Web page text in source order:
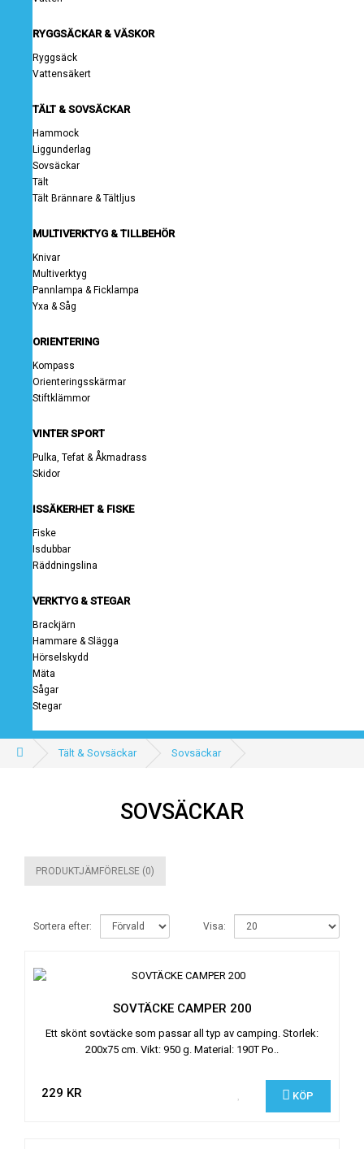
RYGGSÄCKAR & VÄSKOR
Ryggsäck
Vattensäkert
TÄLT & SOVSÄCKAR
Hammock
Liggunderlag
Sovsäckar
Tält
Tält Brännare & Tältljus
MULTIVERKTYG & TILLBEHÖR
Knivar
Multiverktyg
Pannlampa & Ficklampa
Yxa & Såg
ORIENTERING
Kompass
Orienteringsskärmar
Stiftklämmor
VINTER SPORT
Pulka, Tefat & Åkmadrass
Skidor
ISSÄKERHET & FISKE
Fiske
Isdubbar
Räddningslina
VERKTYG & STEGAR
Brackjärn
Hammare & Slägga
Hörselskydd
Mäta
Sågar
Stegar
Tält & Sovsäckar Sovsäckar
SOVSÄCKAR
PRODUKTJÄMFÖRELSE (0)
Sortera efter: Visa:
SOVTÄCKE CAMPER 200
Ett skönt sovtäcke som passar all typ av camping. Storlek:
200x75 cm. Vikt: 950 g. Material: 190T Po..
229 KR KÖP